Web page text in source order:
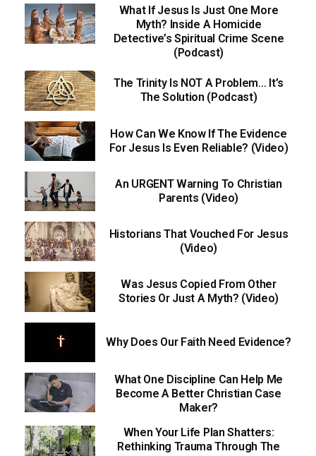
What If Jesus Is Just One More
Myth? Inside A Homicide
Detective’s Spiritual Crime Scene
(Podcast)
The Trinity Is NOT A Problem… It’s
The Solution (Podcast)
How Can We Know If The Evidence
For Jesus Is Even Reliable? (Video)
An URGENT Warning To Christian
Parents (Video)
Historians That Vouched For Jesus
(Video)
Was Jesus Copied From Other
Stories Or Just A Myth? (Video)
Why Does Our Faith Need Evidence?
What One Discipline Can Help Me
Become A Better Christian Case
Maker?
When Your Life Plan Shatters:
Rethinking Trauma Through The